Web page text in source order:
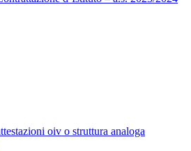
oiv o struttura analoga